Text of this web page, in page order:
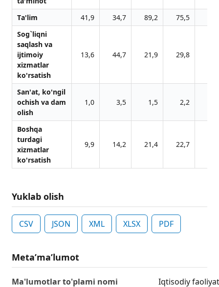
Tа'lim
41,9 34,7 89,2 75,5
Sog`liqni
sаqlаsh vа
ijtimoiy
xizmаtlаr
ko'rsаtish
13,6 44,7 21,9 29,8
Sаn'аt, ko'ngil
ochish vа dаm
olish
1,0 3,5 1,5 2,2
Boshqа
turdаgi
xizmаtlаr
ko'rsаtish
9,9 14,2 21,4 22,7
Yuklab olish
CSV JSON XML XLSX PDF
Metaʼmaʼlumot
Ma'lumotlar to'plami nomi
Iqtisodiy